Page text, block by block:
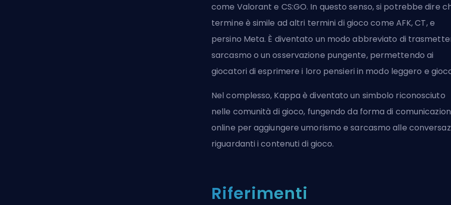
come Valorant e CS:GO. In questo senso, si potrebbe dire
termine è simile ad altri termini di gioco come AFK,CT, e
persino Meta. È diventato un modo abbreviato di
sarcasmo o un osservazione pungente, permettendo ai
giocatori di esprimere i loro pensieri in modo leggero e
Nel complesso, Kappa è diventato un simbolo riconosciuto
nelle comunità di gioco, fungendo da forma di
online per aggiungere umorismo e sarcasmo alle
riguardanti i contenuti di gioco.
Riferimenti